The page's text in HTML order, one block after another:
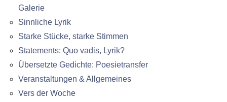
Galerie
Sinnliche Lyrik
Starke Stücke, starke Stimmen
Statements: Quo vadis, Lyrik?
Übersetzte Gedichte: Poesietransfer
Veranstaltungen & Allgemeines
Vers der Woche